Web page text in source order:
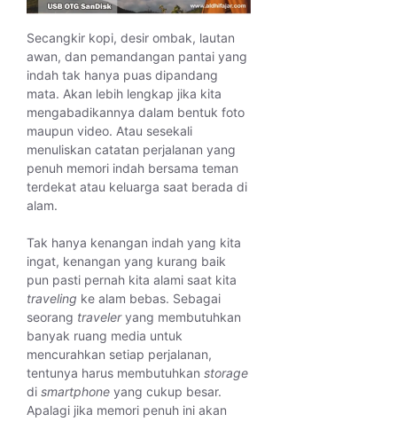
Secangkir kopi, desir ombak, lautan
awan, dan pemandangan pantai yang
indah tak hanya puas dipandang
mata. Akan lebih lengkap jika kita
mengabadikannya dalam bentuk foto
maupun video. Atau sesekali
menuliskan catatan perjalanan yang
penuh memori indah bersama teman
terdekat atau keluarga saat berada di
alam.
Tak hanya kenangan indah yang kita
ingat, kenangan yang kurang baik
pun pasti pernah kita alami saat kita
traveling ke alam bebas. Sebagai
seorang traveleryang membutuhkan
banyak ruang media untuk
mencurahkan setiap perjalanan,
tentunya harus membutuhkan storage
di smartphone yang cukup besar.
Apalagi jika memori penuh ini akan